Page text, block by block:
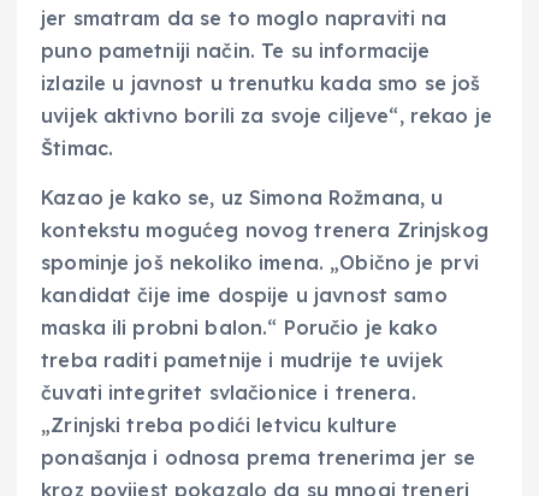
jer smatram da se to moglo napraviti na
puno pametniji način. Te su informacije
izlazile u javnost u trenutku kada smo se još
uvijek aktivno borili za svoje ciljeve“, rekao je
Štimac.
Kazao je kako se, uz Simona Rožmana, u
kontekstu mogućeg novog trenera Zrinjskog
spominje još nekoliko imena. „Obično je prvi
kandidat čije ime dospije u javnost samo
maska ili probni balon.“ Poručio je kako
treba raditi pametnije i mudrije te uvijek
čuvati integritet svlačionice i trenera.
„Zrinjski treba podići letvicu kulture
ponašanja i odnosa prema trenerima jer se
kroz povijest pokazalo da su mnogi treneri